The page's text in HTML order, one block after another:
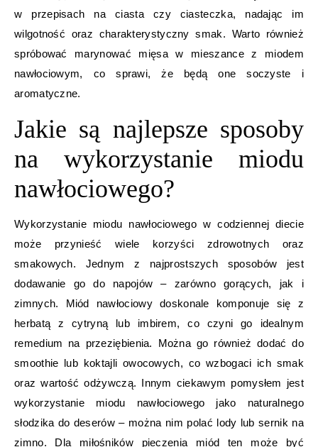
w przepisach na ciasta czy ciasteczka, nadając im
wilgotność oraz charakterystyczny smak. Warto również
spróbować marynować mięsa w mieszance z miodem
nawłociowym, co sprawi, że będą one soczyste i
aromatyczne.
Jakie są najlepsze sposoby
na wykorzystanie miodu
nawłociowego?
Wykorzystanie miodu nawłociowego w codziennej diecie
może przynieść wiele korzyści zdrowotnych oraz
smakowych. Jednym z najprostszych sposobów jest
dodawanie go do napojów – zarówno gorących, jak i
zimnych. Miód nawłociowy doskonale komponuje się z
herbatą z cytryną lub imbirem, co czyni go idealnym
remedium na przeziębienia. Można go również dodać do
smoothie lub koktajli owocowych, co wzbogaci ich smak
oraz wartość odżywczą. Innym ciekawym pomysłem jest
wykorzystanie miodu nawłociowego jako naturalnego
słodzika do deserów – można nim polać lody lub sernik na
zimno. Dla miłośników pieczenia miód ten może być